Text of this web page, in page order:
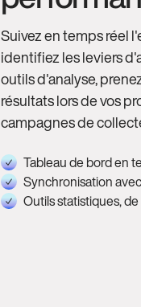
Suivez en temps réel
identifiez les leviers
outils d'analyse,
résultats lors de vos
campagnes de
Tableau de bord en
Synchronisation
Outils statistiques,